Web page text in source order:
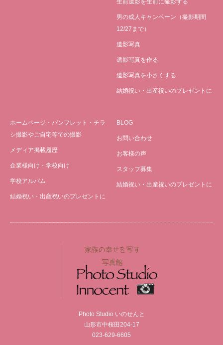
男の成人キャンペーン（撮影期間
12/27まで）
遺影写真
遺影写真を作る
遺影写真を小さくする
結婚祝い・出産祝いのプレゼントに
ホームページ・パンフレット・チラ
シ撮影やご自宅等での撮影
メディア掲載履歴
企業様向け・学校向け
学校アルバム
結婚祝い・出産祝いのプレゼントに
BLOG
お問い合わせ
お客様の声
スタッフ募集
結婚祝い・出産祝いのプレゼントに
Photo Studio いのせんと
山形市中桜田204-17
023-629-6605